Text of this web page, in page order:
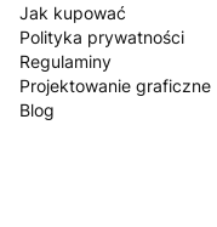
Jak kupować
Polityka prywatności
Regulaminy
Projektowanie graficzne
Blog